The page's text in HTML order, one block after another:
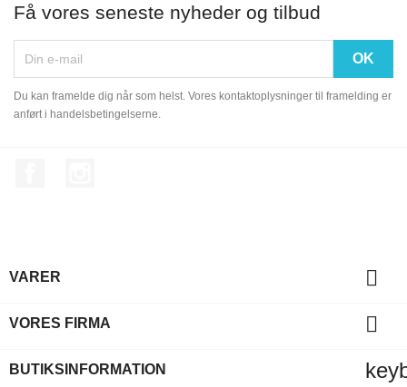
Få vores seneste nyheder og tilbud
Du kan framelde dig når som helst. Vores kontaktoplysninger til framelding er
anført i handelsbetingelserne.
VARER 
VORES FIRMA 
BUTIKSINFORMATION